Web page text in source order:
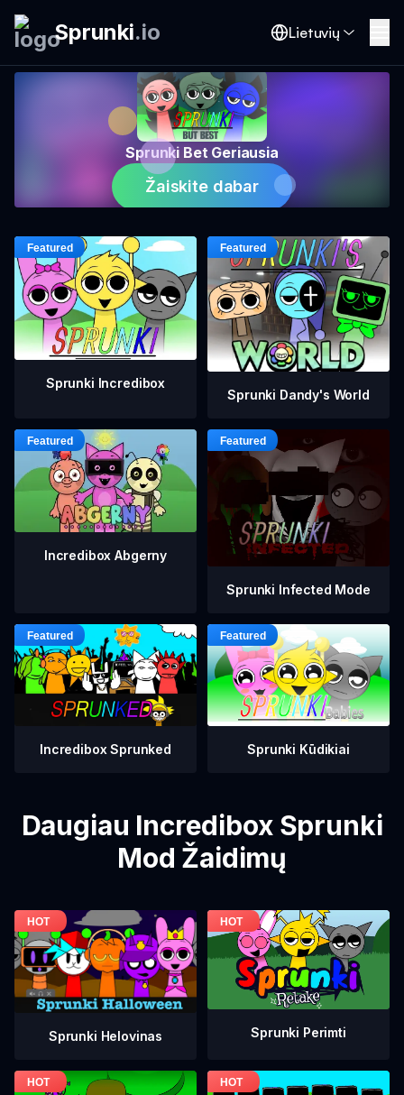
Sprunki.io Lietuvių
Sprunki Bet Geriausia
Žaiskite dabar
Sprunki Incredibox
Sprunki Dandy's World
Incredibox Abgerny
Sprunki Infected Mode
Incredibox Sprunked Sprunki Kūdikiai
Daugiau Incredibox Sprunki
Mod Žaidimų
Sprunki Helovinas Sprunki Perimti